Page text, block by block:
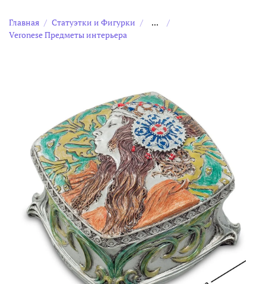
Главная Статуэтки и Фигурки
...
Veronese Предметы интерьера